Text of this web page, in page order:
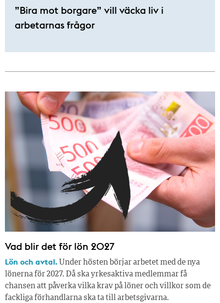
”Bira mot borgare” vill väcka liv i
arbetarnas frågor
Vad blir det för lön 2027
Lön och avtal. Under hösten börjar arbetet med de nya
lönerna för 2027. Då ska yrkesaktiva medlemmar få
chansen att påverka vilka krav på löner och villkor som de
fackliga förhandlarna ska ta till arbetsgivarna.